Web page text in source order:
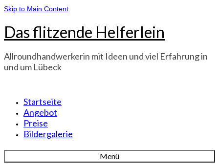
Skip to Main Content
Das flitzende Helferlein
Allroundhandwerkerin mit Ideen und viel Erfahrung in
und um Lübeck
Startseite
Angebot
Preise
Bildergalerie
Menü